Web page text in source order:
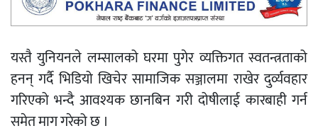
यस्तै युनियनले लम्सालको घरमा पुगेर व्यक्तिगत स्वतन्त्रताको
हनन् गर्दै भिडियो खिचेर सामाजिक सञ्जालमा राखेर दुर्व्यवहार
गरिएको भन्दै आवश्यक छानबिन गरी दोषीलाई कारबाही गर्न
समेत माग गरेको छ ।